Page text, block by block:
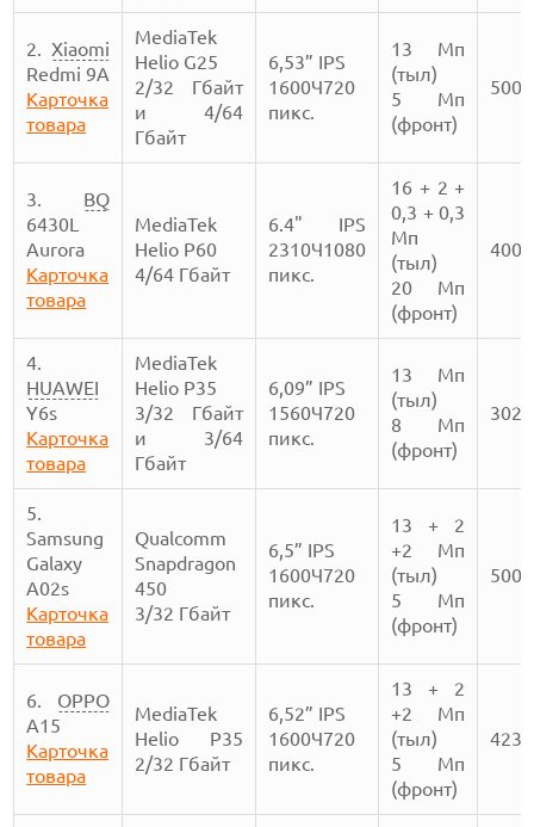
2.Xiaomi
Redmi 9A
Карточка
товара
MediaTek
Helio G25
2/32 Гбайт
и 4/64
Гбайт
6,53” IPS
1600Ч720
пикс.
13 Мп
(тыл)
5 Мп
(фронт)
3. BQ
6430L
Aurora
Карточка
товара
MediaTek
Helio P60
4/64 Гбайт
6.4" IPS
2310Ч1080
пикс.
16 + 2 +
0,3 + 0,3
Мп
(тыл)
20 Мп
(фронт)
4.
HUAWEI
Y6s
Карточка
товара
MediaTek
Helio P35
3/32 Гбайт
и 3/64
Гбайт
6,09” IPS
1560Ч720
пикс.
13 Мп
(тыл)
8 Мп
(фронт)
5.
Samsung
Galaxy
A02s
Карточка
товара
Qualcomm
Snapdragon
450
3/32 Гбайт
6,5” IPS
1600Ч720
пикс.
13 + 2
+2 Мп
(тыл)
5 Мп
(фронт)
6. OPPO
A15
Карточка
товара
MediaTek
Helio P35
2/32 Гбайт
6,52” IPS
1600Ч720
пикс.
13 + 2
+2 Мп
(тыл)
5 Мп
(фронт)